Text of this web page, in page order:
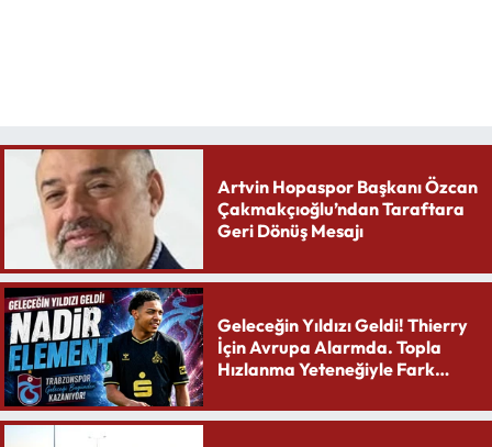
Artvin Hopaspor Başkanı Özcan
Çakmakçıoğlu’ndan Taraftara
Geri Dönüş Mesajı
Geleceğin Yıldızı Geldi! Thierry
İçin Avrupa Alarmda. Topla
Hızlanma Yeteneğiyle Fark